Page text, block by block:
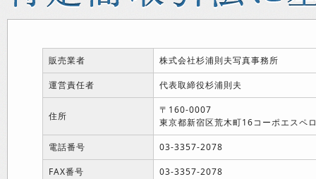
販売業者 株式会社杉浦則夫写真事務所
運営責任者 代表取締役杉浦則夫
住所
〒160-0007
東京都新宿区荒木町16コーポエスペ
電話番号 03-3357-2078
FAX番号 03-3357-2078